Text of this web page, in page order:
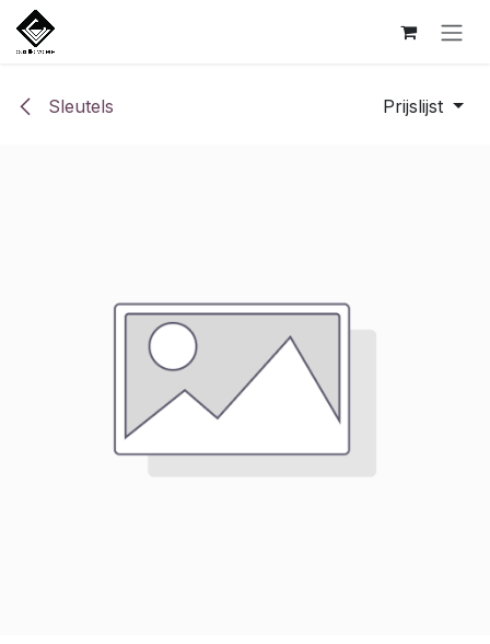
Overslaan naar inhoud
Sleutels Prijslijst